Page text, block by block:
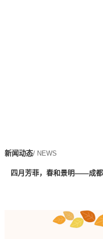
新闻动态/ NEWS
四月芳菲，春和景明——成